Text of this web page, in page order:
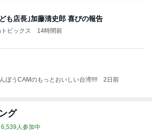
も店長｣加藤清史郎 喜びの報告
ピックス 14時間前
ぼうCAMのもっとおいしい台湾!!!! 2日前
グ
6,539人参加中